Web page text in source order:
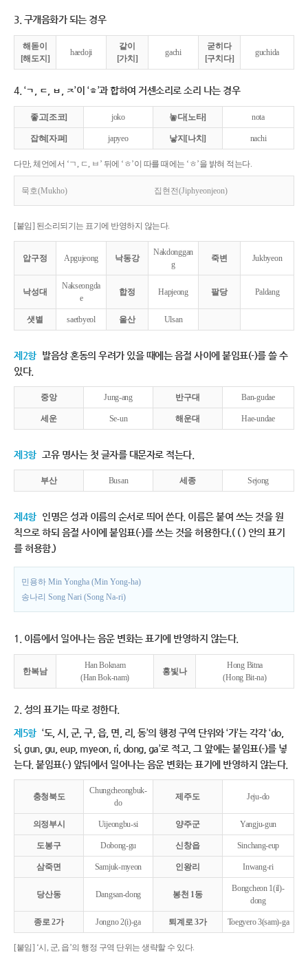
3. 구개음화가 되는 경우
해돋이
[해도지]
haedoji
같이
[가치]
gachi
굳히다
[구치다]
guchida
4. ‘ㄱ, ㄷ, ㅂ, ㅈ’이 ‘ㅎ’과 합하여 거센소리로 소리 나는 경우
좋고[조코] joko 놓다[노타] nota
잡혀[자펴] japyeo 낳지[나치] nachi
다만, 체언에서 ‘ㄱ, ㄷ, ㅂ’ 뒤에 ‘ㅎ’이 따를 때에는 ‘ㅎ’을 밝혀 적는다.
묵호(Mukho) 집현전(Jiphyeonjeon)
[붙임] 된소리되기는 표기에 반영하지 않는다.
압구정 Apgujeong 낙동강
Nakdonggan
g
죽변 Jukbyeon
낙성대
Nakseongda
e
합정 Hapjeong 팔당 Paldang
샛별 saetbyeol 울산 Ulsan
제2항 발음상 혼동의 우려가 있을 때에는 음절 사이에 붙임표(-)를 쓸 수
있다.
중앙 Jung-ang 반구대 Ban-gudae
세운 Se-un 해운대 Hae-undae
제3항 고유 명사는 첫 글자를 대문자로 적는다.
부산 Busan 세종 Sejong
제4항 인명은 성과 이름의 순서로 띄어 쓴다. 이름은 붙여 쓰는 것을 원
칙으로 하되 음절 사이에 붙임표(-)를 쓰는 것을 허용한다.( ( ) 안의 표기
를 허용함.)
민용하 Min Yongha (Min Yong-ha)
송나리 Song Nari (Song Na-ri)
1. 이름에서 일어나는 음운 변화는 표기에 반영하지 않는다.
한복남
Han Boknam
(Han Bok-nam)
홍빛나
Hong Bitna
(Hong Bit-na)
2. 성의 표기는 따로 정한다.
제5항 ‘도, 시, 군, 구, 읍, 면, 리, 동’의 행정 구역 단위와 ‘가’는 각각 ‘do,
si, gun, gu, eup, myeon, ri, dong, ga’로 적고, 그 앞에는 붙임표(-)를 넣
는다. 붙임표(-) 앞뒤에서 일어나는 음운 변화는 표기에 반영하지 않는다.
충청북도
Chungcheongbuk-
do
제주도 Jeju-do
의정부시 Uijeongbu-si 양주군 Yangju-gun
도봉구 Dobong-gu 신창읍 Sinchang-eup
삼죽면 Samjuk-myeon 인왕리 Inwang-ri
당산동 Dangsan-dong 봉천 1동
Bongcheon 1(il)-
dong
종로 2가 Jongno 2(i)-ga 퇴계로 3가 Toegyero 3(sam)-ga
[붙임] ‘시, 군, 읍’의 행정 구역 단위는 생략할 수 있다.